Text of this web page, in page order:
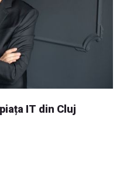
IT din Cluj